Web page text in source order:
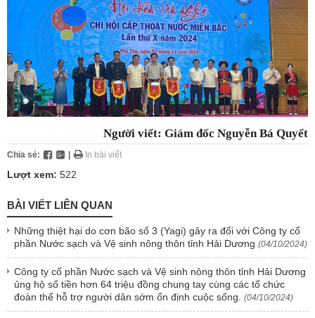
Người viết: Giám đốc Nguyễn Bá Quyết
Chia sẻ: | In bài viết
Lượt xem: 522
BÀI VIẾT LIÊN QUAN
Những thiệt hại do cơn bão số 3 (Yagi) gây ra đối với Công ty cổ
phần Nước sạch và Vệ sinh nông thôn tỉnh Hải Dương (04/10/2024)
Công ty cổ phần Nước sạch và Vệ sinh nông thôn tỉnh Hải Dương
ủng hộ số tiền hơn 64 triệu đồng chung tay cùng các tổ chức
đoàn thể hỗ trợ người dân sớm ổn định cuộc sống.
(04/10/2024)